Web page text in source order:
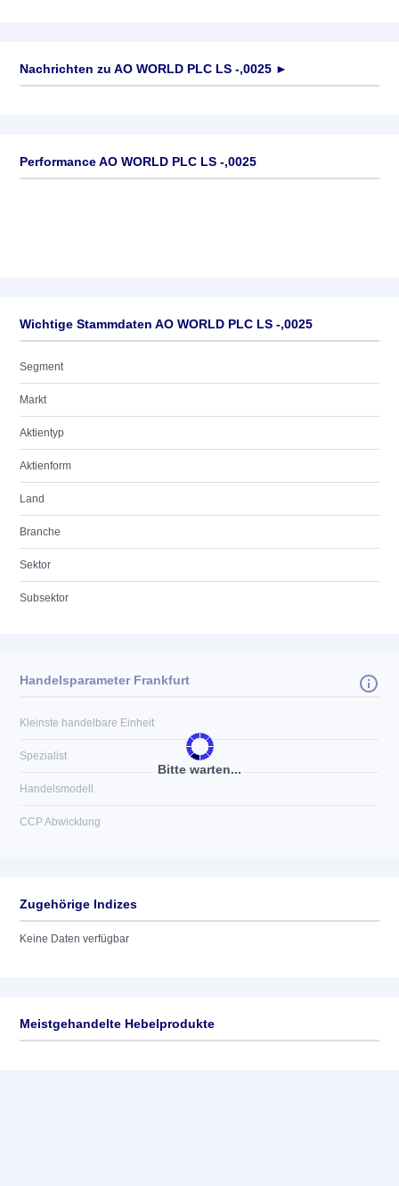
Nachrichten zu AO WORLD PLC LS -,0025 ►
Performance AO WORLD PLC LS -,0025
Wichtige Stammdaten AO WORLD PLC LS -,0025
Segment
Markt
Aktientyp
Aktienform
Land
Branche
Sektor
Subsektor
Bitte warten...
Handelsparameter Frankfurt
Kleinste handelbare Einheit
Spezialist
Handelsmodell
CCP Abwicklung
Zugehörige Indizes
Keine Daten verfügbar
Meistgehandelte Hebelprodukte